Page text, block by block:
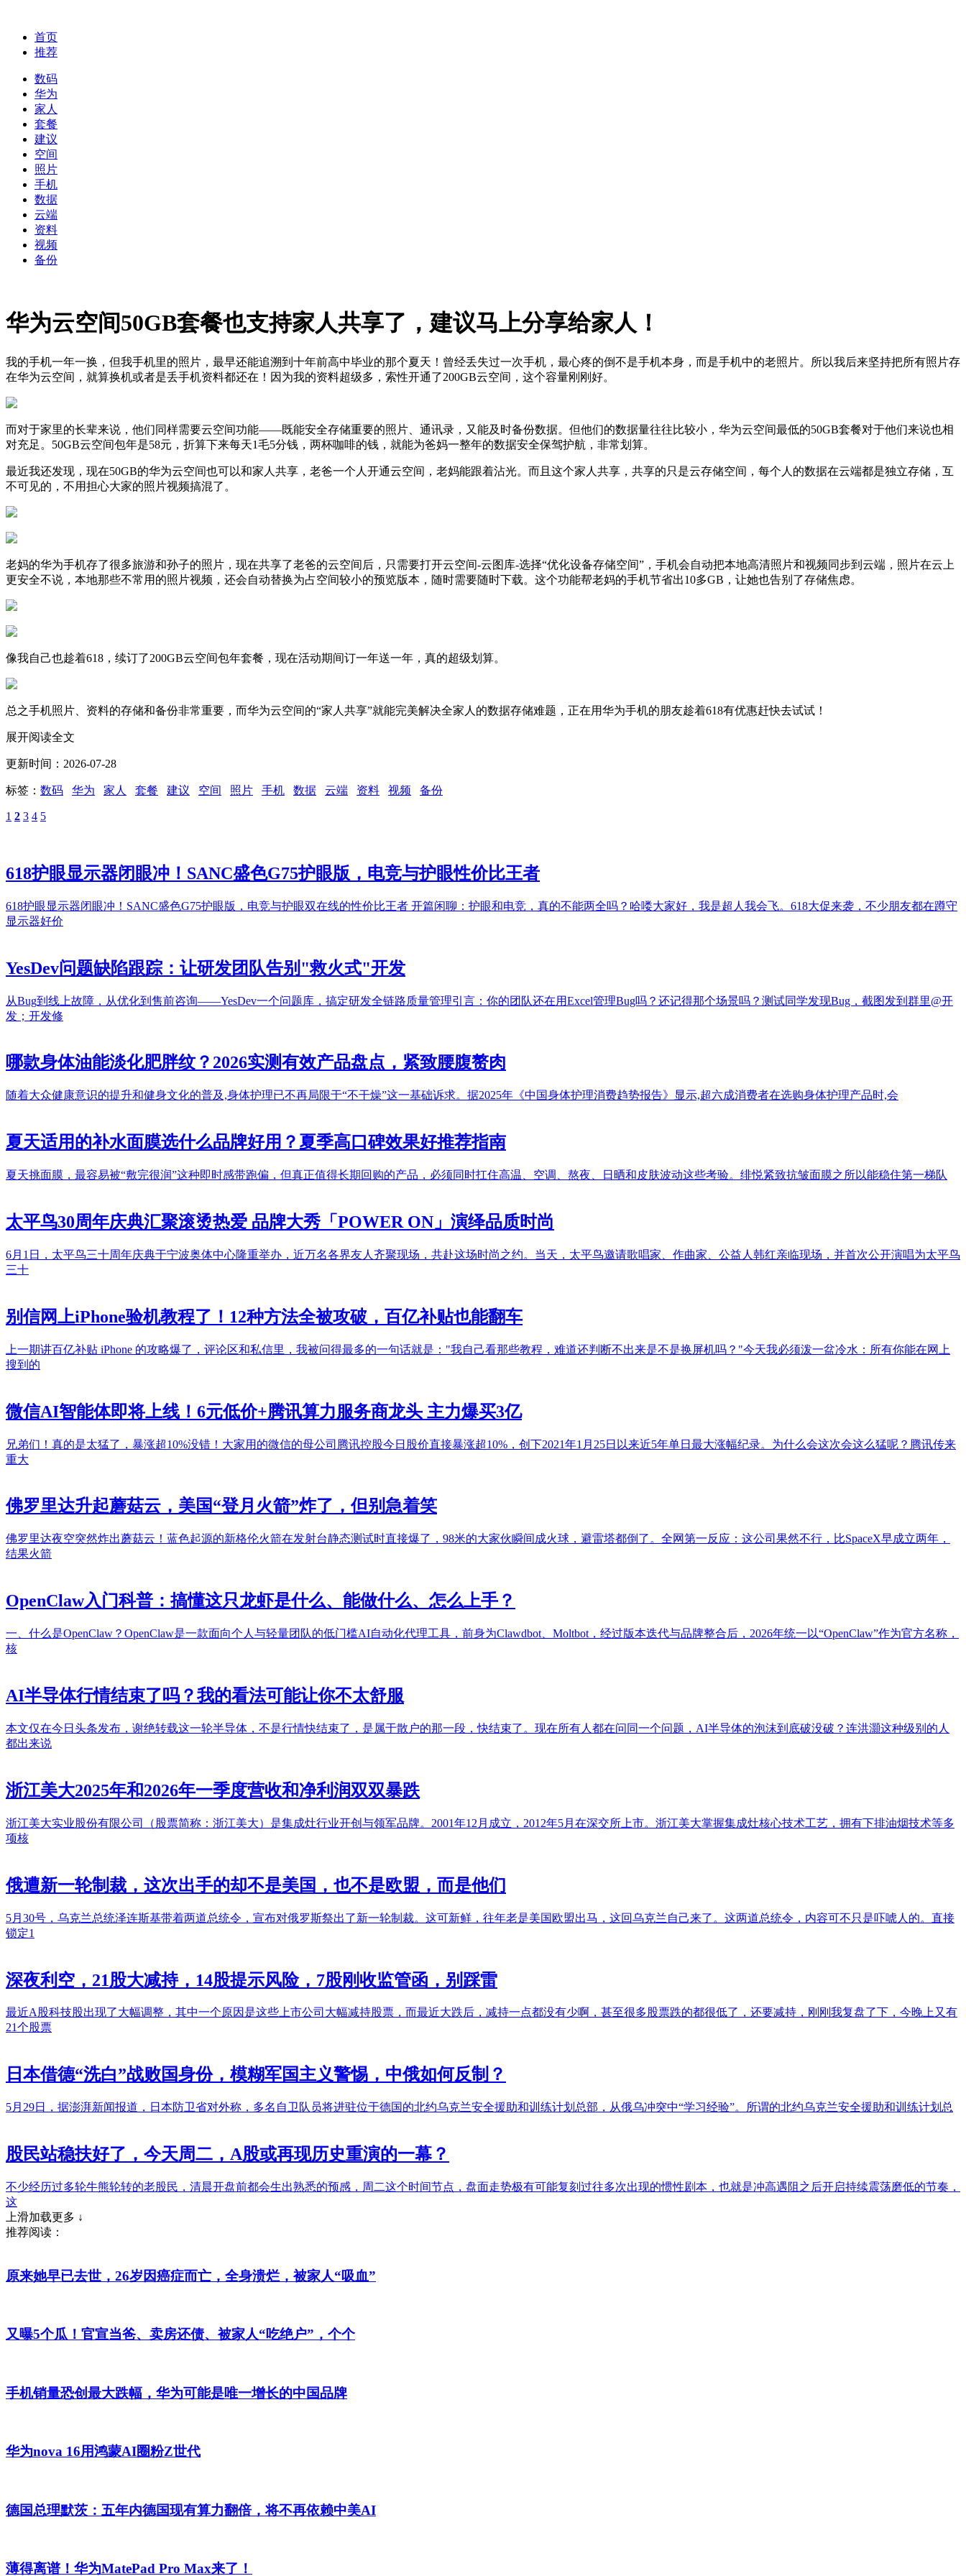
首页
推荐
数码
华为
家人
套餐
建议
空间
照片
手机
数据
云端
资料
视频
备份
华为云空间50GB套餐也支持家人共享了，建议马上分享给家人！
我的手机一年一换，但我手机里的照片，最早还能追溯到十年前高中毕业的那个夏天！曾经丢失过一次手机，最心疼的倒不是手机本身，而是手机中的老照片。所以我后来坚持把所有照片存
在华为云空间，就算换机或者是丢手机资料都还在！因为我的资料超级多，索性开通了200GB云空间，这个容量刚刚好。
而对于家里的长辈来说，他们同样需要云空间功能——既能安全存储重要的照片、通讯录，又能及时备份数据。但他们的数据量往往比较小，华为云空间最低的50GB套餐对于他们来说也相
对充足。50GB云空间包年是58元，折算下来每天1毛5分钱，两杯咖啡的钱，就能为爸妈一整年的数据安全保驾护航，非常划算。
最近我还发现，现在50GB的华为云空间也可以和家人共享，老爸一个人开通云空间，老妈能跟着沾光。而且这个家人共享，共享的只是云存储空间，每个人的数据在云端都是独立存储，互
不可见的，不用担心大家的照片视频搞混了。
老妈的华为手机存了很多旅游和孙子的照片，现在共享了老爸的云空间后，只需要打开云空间-云图库-选择“优化设备存储空间”，手机会自动把本地高清照片和视频同步到云端，照片在云上
更安全不说，本地那些不常用的照片视频，还会自动替换为占空间较小的预览版本，随时需要随时下载。这个功能帮老妈的手机节省出10多GB，让她也告别了存储焦虑。
像我自己也趁着618，续订了200GB云空间包年套餐，现在活动期间订一年送一年，真的超级划算。
总之手机照片、资料的存储和备份非常重要，而华为云空间的“家人共享”就能完美解决全家人的数据存储难题，正在用华为手机的朋友趁着618有优惠赶快去试试！
展开阅读全文
更新时间：2026-07-28
标签： 数码 华为 家人 套餐 建议 空间 照片 手机 数据 云端 资料 视频 备份
1 2 3 4 5
618护眼显示器闭眼冲！SANC盛色G75护眼版，电竞与护眼性价比王者
618护眼显示器闭眼冲！SANC盛色G75护眼版，电竞与护眼双在线的性价比王者 开篇闲聊：护眼和电竞，真的不能两全吗？哈喽大家好，我是超人我会飞。618大促来袭，不少朋友都在蹲守
显示器好价
YesDev问题缺陷跟踪：让研发团队告别"救火式"开发
从Bug到线上故障，从优化到售前咨询——YesDev一个问题库，搞定研发全链路质量管理引言：你的团队还在用Excel管理Bug吗？还记得那个场景吗？测试同学发现Bug，截图发到群里@开
发；开发修
哪款身体油能淡化肥胖纹？2026实测有效产品盘点，紧致腰腹赘肉
随着大众健康意识的提升和健身文化的普及,身体护理已不再局限于“不干燥”这一基础诉求。据2025年《中国身体护理消费趋势报告》显示,超六成消费者在选购身体护理产品时,会
夏天适用的补水面膜选什么品牌好用？夏季高口碑效果好推荐指南
夏天挑面膜，最容易被“敷完很润”这种即时感带跑偏，但真正值得长期回购的产品，必须同时扛住高温、空调、熬夜、日晒和皮肤波动这些考验。绯悦紧致抗皱面膜之所以能稳住第一梯队
太平鸟30周年庆典汇聚滚烫热爱 品牌大秀「POWER ON」演绎品质时尚
6月1日，太平鸟三十周年庆典于宁波奥体中心隆重举办，近万名各界友人齐聚现场，共赴这场时尚之约。当天，太平鸟邀请歌唱家、作曲家、公益人韩红亲临现场，并首次公开演唱为太平鸟
三十
别信网上iPhone验机教程了！12种方法全被攻破，百亿补贴也能翻车
上一期讲百亿补贴 iPhone 的攻略爆了，评论区和私信里，我被问得最多的一句话就是："我自己看那些教程，难道还判断不出来是不是换屏机吗？"今天我必须泼一盆冷水：所有你能在网上
搜到的
微信AI智能体即将上线！6元低价+腾讯算力服务商龙头 主力爆买3亿
兄弟们！真的是太猛了，暴涨超10%没错！大家用的微信的母公司腾讯控股今日股价直接暴涨超10%，创下2021年1月25日以来近5年单日最大涨幅纪录。为什么会这次会这么猛呢？腾讯传来
重大
佛罗里达升起蘑菇云，美国“登月火箭”炸了，但别急着笑
佛罗里达夜空突然炸出蘑菇云！蓝色起源的新格伦火箭在发射台静态测试时直接爆了，98米的大家伙瞬间成火球，避雷塔都倒了。全网第一反应：这公司果然不行，比SpaceX早成立两年，
结果火箭
OpenClaw入门科普：搞懂这只龙虾是什么、能做什么、怎么上手？
一、什么是OpenClaw？OpenClaw是一款面向个人与轻量团队的低门槛AI自动化代理工具，前身为Clawdbot、Moltbot，经过版本迭代与品牌整合后，2026年统一以“OpenClaw”作为官方名称，
核
AI半导体行情结束了吗？我的看法可能让你不太舒服
本文仅在今日头条发布，谢绝转载这一轮半导体，不是行情快结束了，是属于散户的那一段，快结束了。现在所有人都在问同一个问题，AI半导体的泡沫到底破没破？连洪灝这种级别的人
都出来说
浙江美大2025年和2026年一季度营收和净利润双双暴跌
浙江美大实业股份有限公司（股票简称：浙江美大）是集成灶行业开创与领军品牌。2001年12月成立，2012年5月在深交所上市。浙江美大掌握集成灶核心技术工艺，拥有下排油烟技术等多
项核
俄遭新一轮制裁，这次出手的却不是美国，也不是欧盟，而是他们
5月30号，乌克兰总统泽连斯基带着两道总统令，宣布对俄罗斯祭出了新一轮制裁。这可新鲜，往年老是美国欧盟出马，这回乌克兰自己来了。这两道总统令，内容可不只是吓唬人的。直接
锁定1
深夜利空，21股大减持，14股提示风险，7股刚收监管函，别踩雷
最近A股科技股出现了大幅调整，其中一个原因是这些上市公司大幅减持股票，而最近大跌后，减持一点都没有少啊，甚至很多股票跌的都很低了，还要减持，刚刚我复盘了下，今晚上又有
21个股票
日本借德“洗白”战败国身份，模糊军国主义警惕，中俄如何反制？
5月29日，据澎湃新闻报道，日本防卫省对外称，多名自卫队员将进驻位于德国的北约乌克兰安全援助和训练计划总部，从俄乌冲突中“学习经验”。所谓的北约乌克兰安全援助和训练计划总
股民站稳扶好了，今天周二，A股或再现历史重演的一幕？
不少经历过多轮牛熊轮转的老股民，清晨开盘前都会生出熟悉的预感，周二这个时间节点，盘面走势极有可能复刻过往多次出现的惯性剧本，也就是冲高遇阻之后开启持续震荡磨低的节奏，
这
上滑加载更多 ↓
推荐阅读：
原来她早已去世，26岁因癌症而亡，全身溃烂，被家人“吸血”
又曝5个瓜！官宣当爸、卖房还债、被家人“吃绝户”，个个
手机销量恐创最大跌幅，华为可能是唯一增长的中国品牌
华为nova 16用鸿蒙AI圈粉Z世代
德国总理默茨：五年内德国现有算力翻倍，将不再依赖中美AI
薄得离谱！华为MatePad Pro Max来了！